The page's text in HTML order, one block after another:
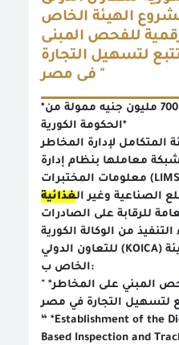
الهيئة الخاص
للفحص المبنى
لتسهيل التجارة
فى مصر "
*بمنحة تتخطى الـ 700 مليون جنيه ممولة من
الحكومة الكورية*
المتكامل لإدارة المخاطر
معاملها بنظام إدارة
معلومات المختبرات (LIMS) ونظام التتبع لرقابة
الصناعية وغير الغذائية
للرقابة على الصادرات
من الوكالة الكورية
للتعاون الدولي (KOICA) لتنفيذ مشروع الهيئة
الخاص ب:
" *إنشاء منصة رقمية للفحص المبني على المخاطر
“ *Establishment of the
Based Inspection and